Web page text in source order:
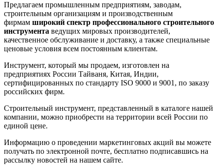
Предлагаем промышленным предприятиям, заводам,
строительным организациям и производственным
фирмам широкий спектр профессионального строительного
инструмента ведущих мировых производителей,
качественное обслуживание и доставку, а также специальные
ценовые условия всем постоянным клиентам.
Инструмент, который мы продаем, изготовлен на
предприятиях России Тайваня, Китая, Индии,
сертифицированных по стандарту ISO 9000 и 9001, по заказу
российских фирм.
Строительный инструмент, представленный в каталоге нашей
компании, можно приобрести на территории всей России по
единой цене.
Информацию о проведении маркетинговых акций вы можете
получать по электронной почте, бесплатно подписавшись на
рассылку новостей на нашем сайте.